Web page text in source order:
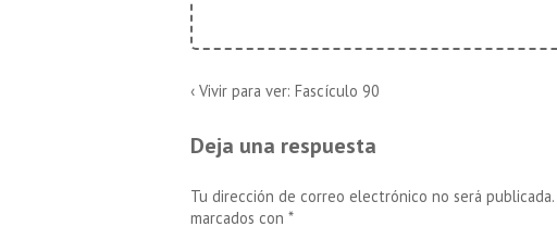
Navegación
de
entradas
La
anterior
es
‹ Vivir para ver: Fascículo 90
Deja una respuesta
Tu dirección de correo electrónico no será publicada.
marcados con *